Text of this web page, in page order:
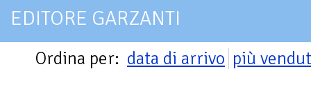
EDITORE GARZANTI
Ordina per: data di arrivo più